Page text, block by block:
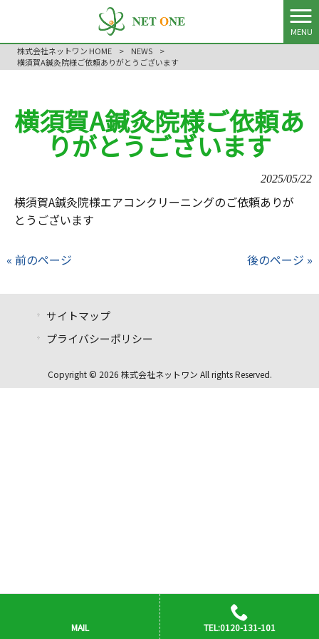
MENU
株式会社ネットワン HOME
> NEWS
>
横須賀A鍼灸院様ご依頼ありがとうございます
横須賀A鍼灸院様ご依頼あ
りがとうございます
2025/05/22
横須賀A鍼灸院様エアコンクリーニングのご依頼ありが
とうございます
« 前のページ 後のページ »
サイトマップ
プライバシーポリシー
Copyright © 2026 株式会社ネットワン All rights Reserved.
MAIL TEL:0120-131-101